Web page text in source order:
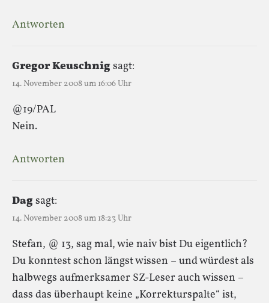
Antworten
Gregor Keuschnigsagt:
14. November 2008 um 16:06 Uhr
@19/PAL
Nein.
Antworten
Dagsagt:
14. November 2008 um 18:23 Uhr
Stefan, @ 13, sag mal, wie naiv bist Du eigentlich?
Du konntest schon längst wissen – und würdest als
halbwegs aufmerksamer SZ-Leser auch wissen –
dass das überhaupt keine „Korrekturspalte“ ist,